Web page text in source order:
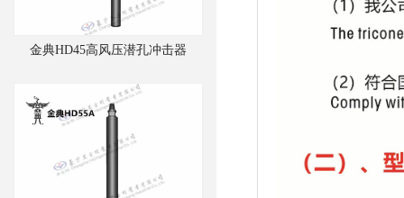
金典HD45高风压潜孔冲击器